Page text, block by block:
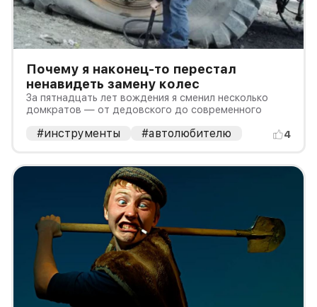
Почему я наконец-то перестал
ненавидеть замену колес
За пятнадцать лет вождения я сменил несколько
домкратов — от дедовского до современного
#инструменты #автолюбителю 4